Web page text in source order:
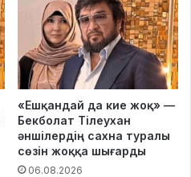
«Ешқандай да кие жоқ» —
Бекболат Тілеухан
әншілердің сахна туралы
сөзін жоққа шығарды
06.08.2026